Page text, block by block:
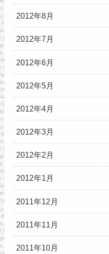
2012年8月
2012年7月
2012年6月
2012年5月
2012年4月
2012年3月
2012年2月
2012年1月
2011年12月
2011年11月
2011年10月